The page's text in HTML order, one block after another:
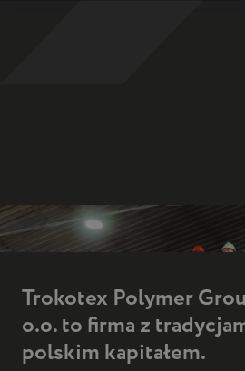
Trokotex Polymer
o.o. to firma z
polskim kapitałem.